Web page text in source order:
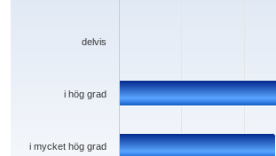
i mycket hög grad
i hög grad
delvis